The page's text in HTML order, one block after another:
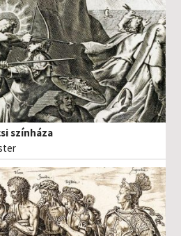
színháza